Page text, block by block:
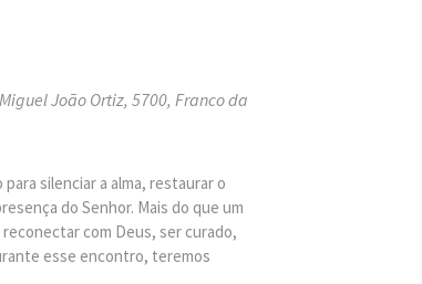
João Ortiz, 5700, Franco da
silenciar a alma, restaurar o
do Senhor. Mais do que um
com Deus, ser curado,
esse encontro, teremos